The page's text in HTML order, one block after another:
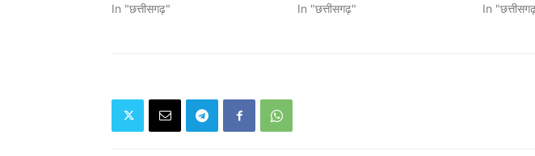
In "छत्तीसगढ़"
In "छत्तीसगढ़"
In